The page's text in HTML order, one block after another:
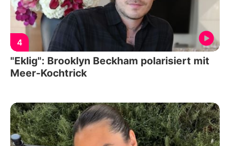
4
"Eklig": Brooklyn Beckham polarisiert mit
Meer-Kochtrick